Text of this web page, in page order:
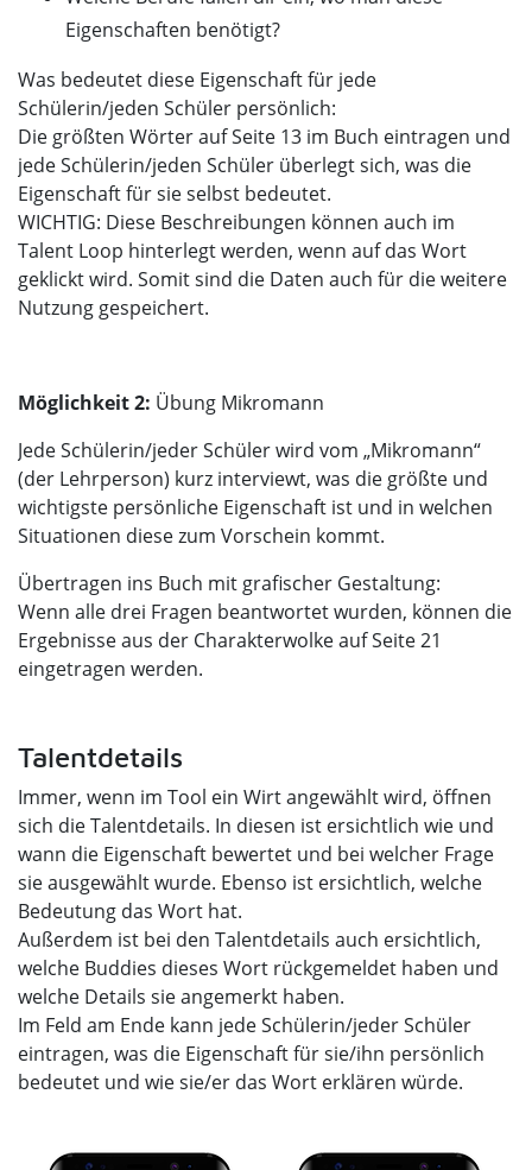
Eigenschaften benötigt?
Was bedeutet diese Eigenschaft für jede
Schülerin/jeden Schüler persönlich:
Die größten Wörter auf Seite 13 im Buch eintragen und
jede Schülerin/jeden Schüler überlegt sich, was die
Eigenschaft für sie selbst bedeutet.
WICHTIG: Diese Beschreibungen können auch im
Talent Loop hinterlegt werden, wenn auf das Wort
geklickt wird. Somit sind die Daten auch für die weitere
Nutzung gespeichert.
Möglichkeit 2: Übung Mikromann
Jede Schülerin/jeder Schüler wird vom „Mikromann“
(der Lehrperson) kurz interviewt, was die größte und
wichtigste persönliche Eigenschaft ist und in welchen
Situationen diese zum Vorschein kommt.
Übertragen ins Buch mit grafischer Gestaltung:
Wenn alle drei Fragen beantwortet wurden, können die
Ergebnisse aus der Charakterwolke auf Seite 21
eingetragen werden.
Talentdetails
Immer, wenn im Tool ein Wirt angewählt wird, öffnen
sich die Talentdetails. In diesen ist ersichtlich wie und
wann die Eigenschaft bewertet und bei welcher Frage
sie ausgewählt wurde. Ebenso ist ersichtlich, welche
Bedeutung das Wort hat.
Außerdem ist bei den Talentdetails auch ersichtlich,
welche Buddies dieses Wort rückgemeldet haben und
welche Details sie angemerkt haben.
Im Feld am Ende kann jede Schülerin/jeder Schüler
eintragen, was die Eigenschaft für sie/ihn persönlich
bedeutet und wie sie/er das Wort erklären würde.